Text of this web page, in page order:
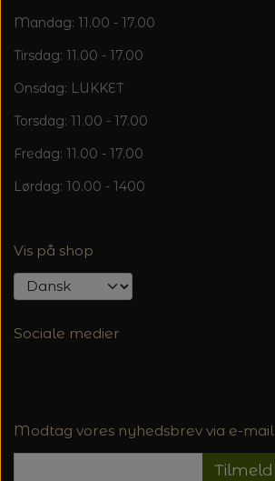
Mandag: 11.00 - 17.00
Tirsdag: 11.00 - 17.00
Onsdag: LUKKET
Torsdag: 11.00 - 17.00
Fredag: 11.00 - 17.00
Lørdag: 10.00 - 1400
Vis på shop
Sociale medier
Modtag vores nyhedsbrev via e-mail
Tilmeld